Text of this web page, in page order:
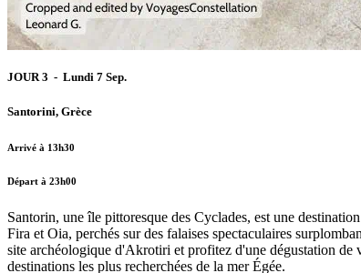
JOUR 3 - Lundi 7 Sep.
Santorini, Grèce
Arrivé à 13h30
Départ à 23h00
Santorin, une île pittoresque des Cyclades, est une
Fira et Oia, perchés sur des falaises spectaculaires
site archéologique d'Akrotiri et profitez d'une dégustation de
destinations les plus recherchées de la mer Égée.